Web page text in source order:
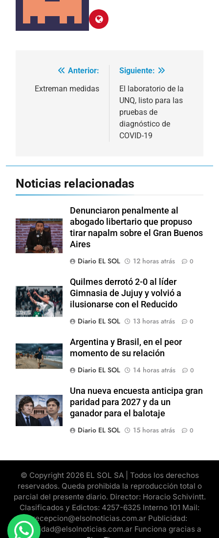
Navegación
de
Anterior:
Extreman medidas
Siguiente:
El laboratorio de la
UNQ, listo para las
pruebas de
diagnóstico de
COVID-19
Noticias relacionadas
Denunciaron penalmente al
abogado libertario que propuso
tirar napalm sobre el Gran Buenos
Aires
Diario EL SOL
12 horas atrás 0
Quilmes derrotó 2-0 al líder
Gimnasia de Jujuy y volvió a
ilusionarse con el Reducido
Diario EL SOL
13 horas atrás 0
Argentina y Brasil, en el peor
momento de su relación
Diario EL SOL
14 horas atrás 0
Una nueva encuesta anticipa gran
paridad para 2027 y da un
ganador para el balotaje
Diario EL SOL
15 horas atrás 0
© Copyright 2026 EL SOL SA | Todos los derechos
reservados. Queda prohibida la reproducción total o
parcial del presente diario. Director: Horacio Schivintt.
Clasificados y Edictos: 4257-6325 Interno 101 Mail:
recepcion@elsolnoticias.com.ar Publicidad:
publicidad@elsolnoticias.com.ar Funciona gracias a